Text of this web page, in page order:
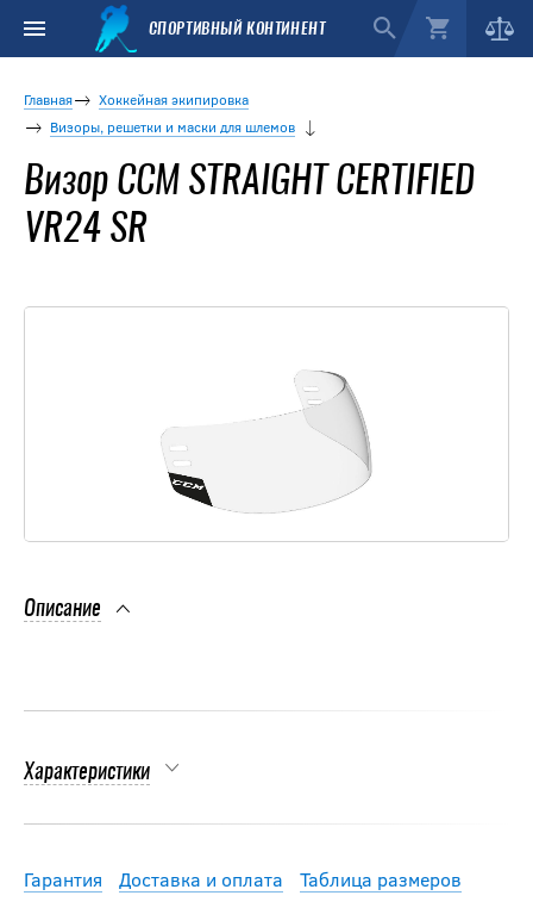
СПОРТИВНЫЙ КОНТИНЕНТ
Главная
Хоккейная экипировка
Визоры, решетки и маски для шлемов
Визор CCM STRAIGHT CERTIFIED
VR24 SR
Описание
Характеристики
Гарантия Доставка и оплата Таблица размеров